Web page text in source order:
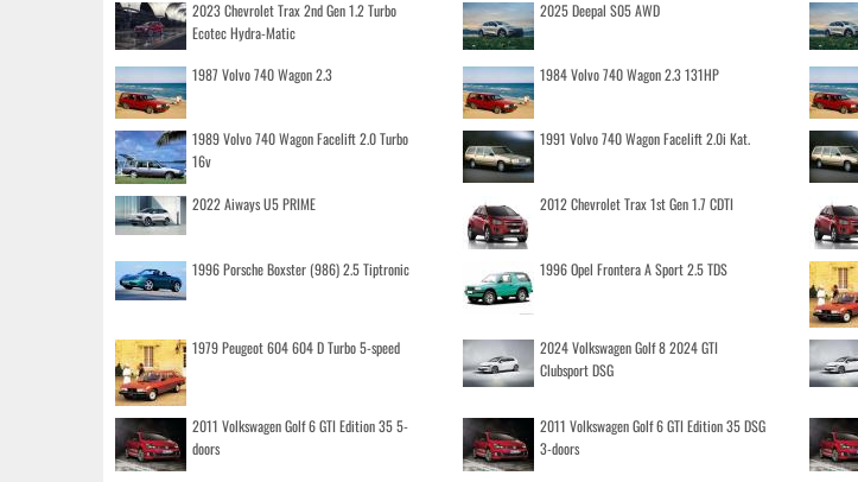
2023 Chevrolet Trax 2nd Gen 1.2 Turbo
Ecotec Hydra-Matic
2025 Deepal S05 AWD
1987 Volvo 740 Wagon 2.3 1984 Volvo 740 Wagon 2.3 131HP
1989 Volvo 740 Wagon Facelift 2.0 Turbo
16v
1991 Volvo 740 Wagon Facelift 2.0i Kat.
2022 Aiways U5 PRIME 2012 Chevrolet Trax 1st Gen 1.7 CDTI
1996 Porsche Boxster (986) 2.5 Tiptronic 1996 Opel Frontera A Sport 2.5 TDS
1979 Peugeot 604 604 D Turbo 5-speed
2024 Volkswagen Golf 8 2024 GTI
Clubsport DSG
2011 Volkswagen Golf 6 GTI Edition 35 5-
doors
2011 Volkswagen Golf 6 GTI Edition 35 DSG
3-doors